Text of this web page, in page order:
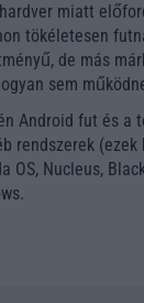
miatt
tökéletesen
de más
sem
Android fut és a
rendszerek
OS, Nucleus,